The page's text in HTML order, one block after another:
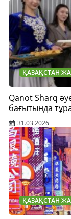
ҚАЗАҚСТАН
Qanot Sharq
бағытында
31.03.2026
ҚАЗАҚСТАН